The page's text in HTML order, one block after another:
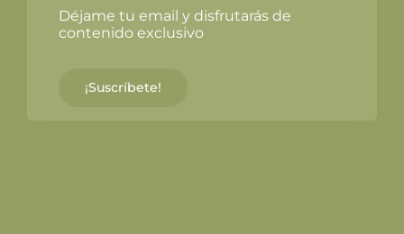
Déjame tu email y disfrutarás de
contenido exclusivo
¡Suscríbete!